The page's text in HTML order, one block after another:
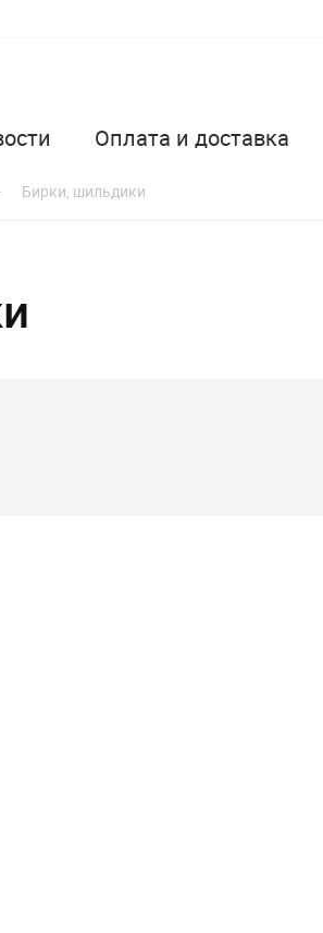
Оплата и доставка
Бирки, шильдики